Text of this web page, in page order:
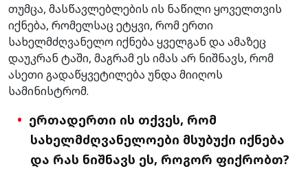
თუმცა, მასწავლებლების ის ნაწილი ყოველთვის
იქნება, რომელსაც ეტყვი, რომ ერთი
სახელმძღვანელო იქნება ყველგან და ამაზეც
დაუკრან ტაში, მაგრამ ეს იმას არ ნიშნავს, რომ
ასეთი გადაწყვეტილება უნდა მიიღოს
სამინისტრომ.
ერთადერთი ის თქვეს, რომ
სახელმძღვანელოები მსუბუქი იქნება
და რას ნიშნავს ეს, როგორ ფიქრობთ?